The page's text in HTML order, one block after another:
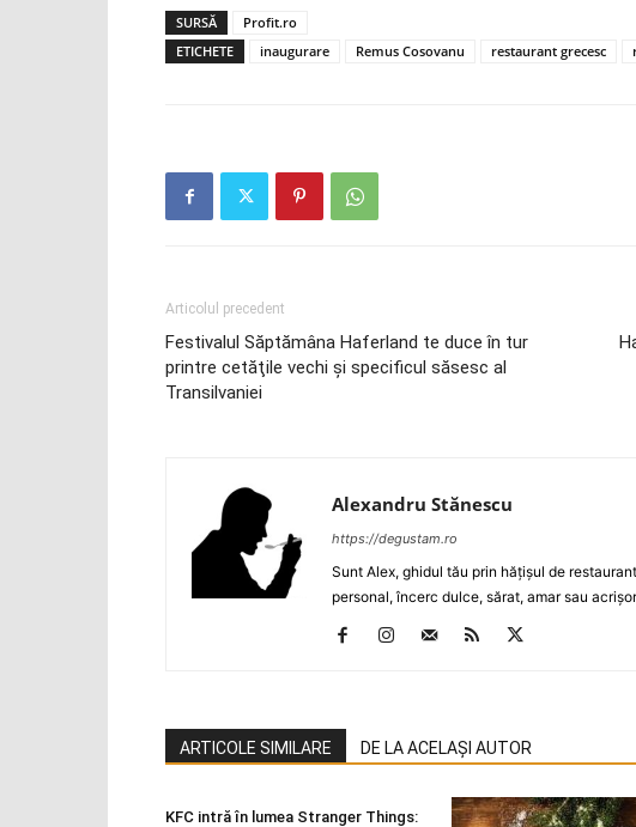
SURSĂ
Profit.ro
ETICHETE
inaugurare Remus Cosovanu restaurant grecesc
Articolul precedent
Festivalul Săptămâna Haferland te duce în tur
printre cetăţile vechi şi specificul săsesc al
Transilvaniei
Alexandru Stănescu
https://degustam.ro
Sunt Alex, ghidul tău prin hăţişul de
personal, încerc dulce, sărat, amar sau
ARTICOLE SIMILARE DE LA ACELAȘI AUTOR
KFC intră în lumea Stranger Things: